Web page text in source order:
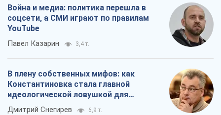
Война и медиа: политика перешла в
соцсети, а СМИ играют по правилам
YouTube
Павел Казарин 3,4 т.
В плену собственных мифов: как
Константиновка стала главной
идеологической ловушкой для
российских оккупантов
Дмитрий Снегирев 6,9 т.